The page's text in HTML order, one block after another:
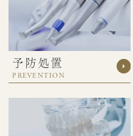
予防処置
PREVENTION